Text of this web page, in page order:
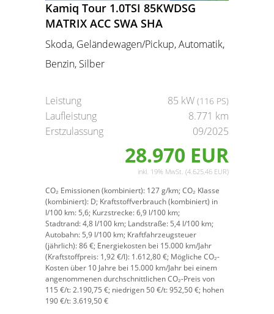
Kamiq Tour 1.0TSI 85KWDSG
MATRIX ACC SWA SHA
Skoda, Geländewagen/Pickup, Automatik,
Benzin, Silber
Leistung 85 kW (116 PS)
Laufleistung
8.771 km
Erstzulassung
09/2025
28.970 EUR
inkl. 19% MwSt. (4.625,46 EUR)
CO₂ Emissionen (kombiniert): 127 g/km;CO₂ Klasse
(kombiniert): D; Kraftstoffverbrauch (kombiniert) in
l/100 km: 5,6; Kurzstrecke:6,9 l/100 km;
Stadtrand:4,8 l/100 km; Landstraße: 5,4 l/100 km;
Autobahn: 5,9 l/100 km; Kraftfahrzeugsteuer
(jährlich):86 €; Energiekosten bei 15.000 km/Jahr
(Kraftstoffpreis: 1,92€/l): 1.612,80 €; Mögliche CO₂-
Kosten über 10 Jahre bei 15.000 km/Jahr bei einem
angenommenen durchschnittlichen CO₂-Preis von
115 €/t:2.190,75 €; niedrigen 50 €/t: 952,50 €; hohen
190 €/t: 3.619,50 €